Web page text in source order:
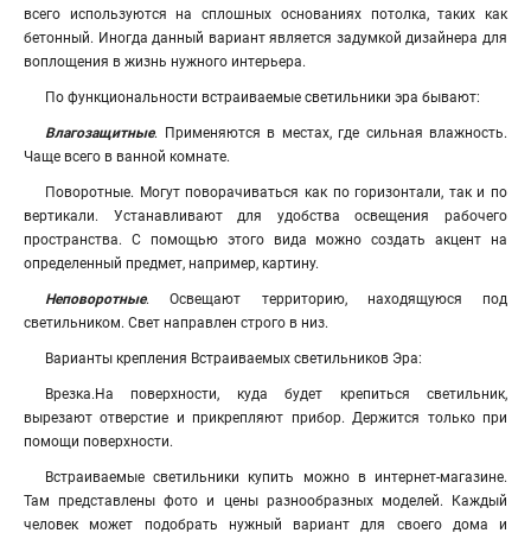
всего используются на сплошных основаниях потолка, таких как
бетонный. Иногда данный вариант является задумкой дизайнера для
воплощения в жизнь нужного интерьера.
По функциональности встраиваемые светильники эра бывают:
Влагозащитные. Применяются в местах, где сильная влажность.
Чаще всего в ванной комнате.
Поворотные. Могут поворачиваться как по горизонтали, так и по
вертикали. Устанавливают для удобства освещения рабочего
пространства. С помощью этого вида можно создать акцент на
определенный предмет, например, картину.
Неповоротные. Освещают территорию, находящуюся под
светильником. Свет направлен строго в низ.
Варианты крепления Встраиваемых светильников Эра:
Врезка.На поверхности, куда будет крепиться светильник,
вырезают отверстие и прикрепляют прибор. Держится только при
помощи поверхности.
Встраиваемые светильники купить можно в интернет-магазине.
Там представлены фото и цены разнообразных моделей. Каждый
человек может подобрать нужный вариант для своего дома и